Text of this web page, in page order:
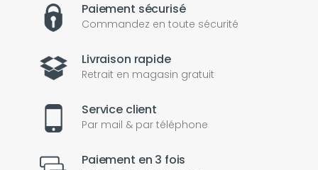
Paiement sécurisé
Commandez en toute sécurité
Livraison rapide
Retrait en magasin gratuit
Service client
Par mail & par téléphone
Paiement en 3 fois